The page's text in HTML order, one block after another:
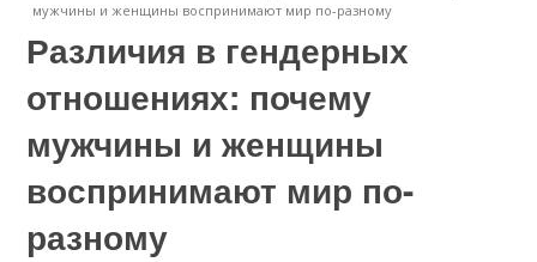
мужчины и женщины воспринимают мир по-разному
Различия в гендерных
отношениях: почему
мужчины и женщины
воспринимают мир по-
разному